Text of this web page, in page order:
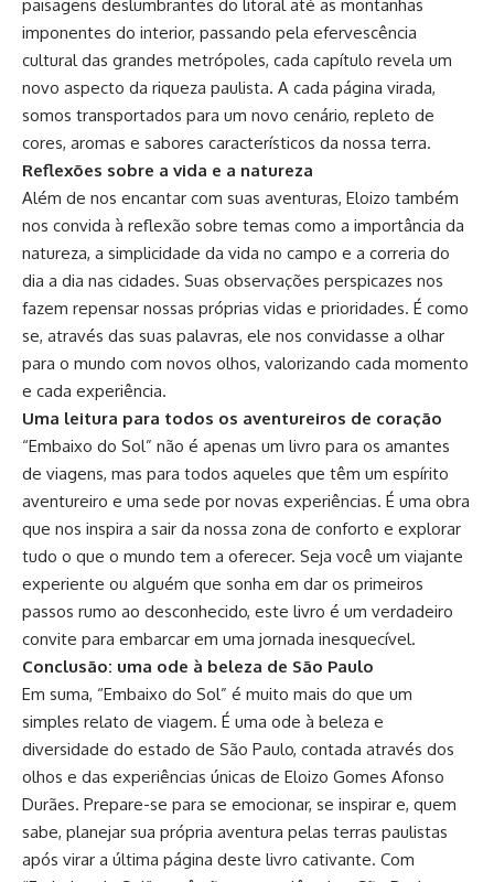
paisagens deslumbrantes do litoral até as montanhas
imponentes do interior, passando pela efervescência
cultural das grandes metrópoles, cada capítulo revela um
novo aspecto da riqueza paulista. A cada página virada,
somos transportados para um novo cenário, repleto de
cores, aromas e sabores característicos da nossa terra.
Reflexões sobre a vida e a natureza
Além de nos encantar com suas aventuras, Eloizo também
nos convida à reflexão sobre temas como a importância da
natureza, a simplicidade da vida no campo e a correria do
dia a dia nas cidades. Suas observações perspicazes nos
fazem repensar nossas próprias vidas e prioridades. É como
se, através das suas palavras, ele nos convidasse a olhar
para o mundo com novos olhos, valorizando cada momento
e cada experiência.
Uma leitura para todos os aventureiros de coração
“Embaixo do Sol” não é apenas um livro para os amantes
de viagens, mas para todos aqueles que têm um espírito
aventureiro e uma sede por novas experiências. É uma obra
que nos inspira a sair da nossa zona de conforto e explorar
tudo o que o mundo tem a oferecer. Seja você um viajante
experiente ou alguém que sonha em dar os primeiros
passos rumo ao desconhecido, este livro é um verdadeiro
convite para embarcar em uma jornada inesquecível.
Conclusão: uma ode à beleza de São Paulo
Em suma, “Embaixo do Sol” é muito mais do que um
simples relato de viagem. É uma ode à beleza e
diversidade do estado de São Paulo, contada através dos
olhos e das experiências únicas de Eloizo Gomes Afonso
Durães. Prepare-se para se emocionar, se inspirar e, quem
sabe, planejar sua própria aventura pelas terras paulistas
após virar a última página deste livro cativante. Com